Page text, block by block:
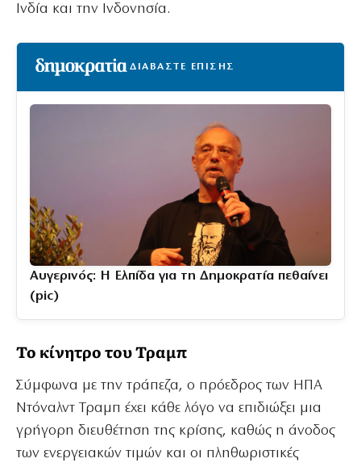
Ινδία και την Ινδονησία.
ΔΙΑΒΑΣΤΕ ΕΠΙΣΗΣ
Αυγερινός: Η Ελπίδα για τη Δημοκρατία πεθαίνει
(pic)
Το κίνητρο του Τραμπ
Σύμφωνα με την τράπεζα, ο πρόεδρος των ΗΠΑ
Ντόναλντ Τραμπ έχει κάθε λόγο να επιδιώξει μια
γρήγορη διευθέτηση της κρίσης, καθώς η άνοδος
των ενεργειακών τιμών και οι πληθωριστικές